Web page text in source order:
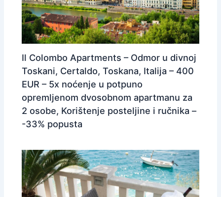
Il Colombo Apartments – Odmor u divnoj
Toskani, Certaldo, Toskana, Italija – 400
EUR – 5x noćenje u potpuno
opremljenom dvosobnom apartmanu za
2 osobe, Korištenje posteljine i ručnika –
-33% popusta